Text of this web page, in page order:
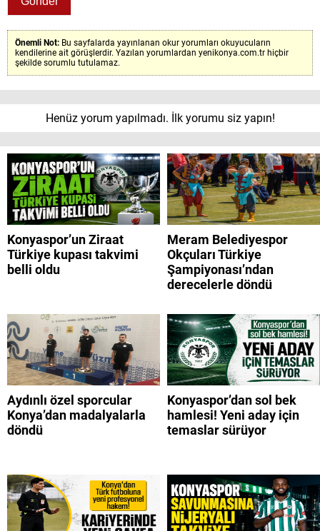
Önemli Not: Bu sayfalarda yayınlanan okur yorumları okuyucuların
kendilerine ait görüşlerdir. Yazılan yorumlardan yenikonya.com.tr hiçbir
şekilde sorumlu tutulamaz.
Henüz yorum yapılmadı. İlk yorumu siz yapın!
Konyaspor’un Ziraat
Türkiye kupası takvimi
belli oldu
Meram Belediyespor
Okçuları Türkiye
Şampiyonası’ndan
derecelerle döndü
Aydınlı özel sporcular
Konya’dan madalyalarla
döndü
Konyaspor’dan sol bek
hamlesi! Yeni aday için
temaslar sürüyor